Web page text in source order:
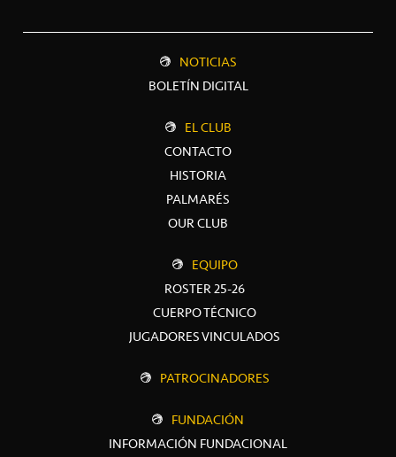
NOTICIAS
BOLETÍN DIGITAL
EL CLUB
CONTACTO
HISTORIA
PALMARÉS
OUR CLUB
EQUIPO
ROSTER 25-26
CUERPO TÉCNICO
JUGADORES VINCULADOS
PATROCINADORES
FUNDACIÓN
INFORMACIÓN FUNDACIONAL